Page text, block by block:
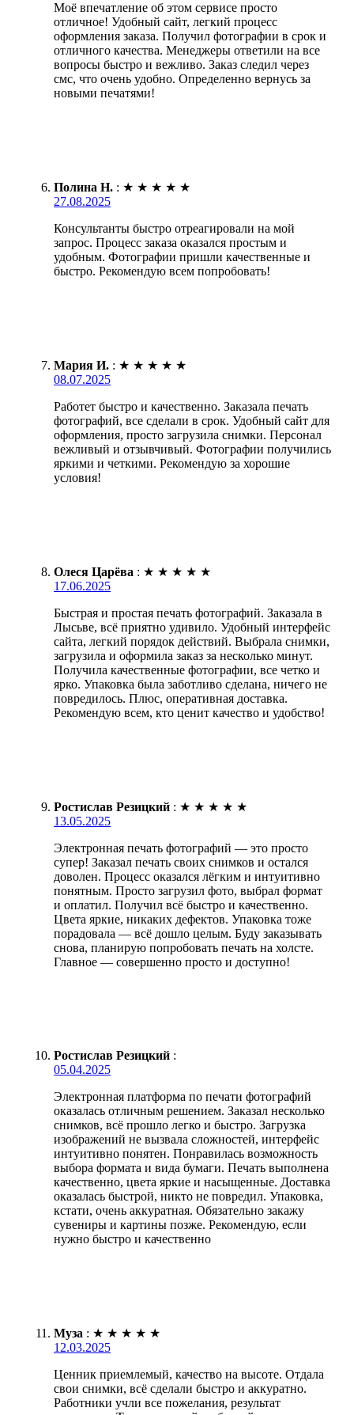
Моё впечатление об этом сервисе просто
отличное! Удобный сайт, легкий процесс
оформления заказа. Получил фотографии в срок и
отличного качества. Менеджеры ответили на все
вопросы быстро и вежливо. Заказ следил через
смс, что очень удобно. Определенно вернусь за
новыми печатями!
Полина Н. : ★ ★ ★ ★ ★
27.08.2025
Консультанты быстро отреагировали на мой
запрос. Процесс заказа оказался простым и
удобным. Фотографии пришли качественные и
быстро. Рекомендую всем попробовать!
Мария И. : ★ ★ ★ ★ ★
08.07.2025
Работет быстро и качественно. Заказала печать
фотографий, все сделали в срок. Удобный сайт для
оформления, просто загрузила снимки. Персонал
вежливый и отзывчивый. Фотографии получились
яркими и четкими. Рекомендую за хорошие
условия!
Олеся Царёва : ★ ★ ★ ★ ★
17.06.2025
Быстрая и простая печать фотографий. Заказала в
Лысьве, всё приятно удивило. Удобный интерфейс
сайта, легкий порядок действий. Выбрала снимки,
загрузила и оформила заказ за несколько минут.
Получила качественные фотографии, все четко и
ярко. Упаковка была заботливо сделана, ничего не
повредилось. Плюс, оперативная доставка.
Рекомендую всем, кто ценит качество и удобство!
Ростислав Резицкий : ★ ★ ★ ★ ★
13.05.2025
Электронная печать фотографий — это просто
супер! Заказал печать своих снимков и остался
доволен. Процесс оказался лёгким и интуитивно
понятным. Просто загрузил фото, выбрал формат
и оплатил. Получил всё быстро и качественно.
Цвета яркие, никаких дефектов. Упаковка тоже
порадовала — всё дошло целым. Буду заказывать
снова, планирую попробовать печать на холсте.
Главное — совершенно просто и доступно!
Ростислав Резицкий :
05.04.2025
Электронная платформа по печати фотографий
оказалась отличным решением. Заказал несколько
снимков, всё прошло легко и быстро. Загрузка
изображений не вызвала сложностей, интерфейс
интуитивно понятен. Понравилась возможность
выбора формата и вида бумаги. Печать выполнена
качественно, цвета яркие и насыщенные. Доставка
оказалась быстрой, никто не повредил. Упаковка,
кстати, очень аккуратная. Обязательно закажу
сувениры и картины позже. Рекомендую, если
нужно быстро и качественно
Муза : ★ ★ ★ ★ ★
12.03.2025
Ценник приемлемый, качество на высоте. Отдала
свои снимки, всё сделали быстро и аккуратно.
Работники учли все пожелания, результат